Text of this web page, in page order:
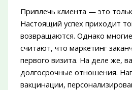
Привлечь клиента — это
Настоящий успех приходит
возвращаются. Однако
считают, что маркетинг
первого визита. На деле же,
долгосрочные отношения.
вакцинации,